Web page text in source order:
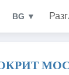
BG ▼